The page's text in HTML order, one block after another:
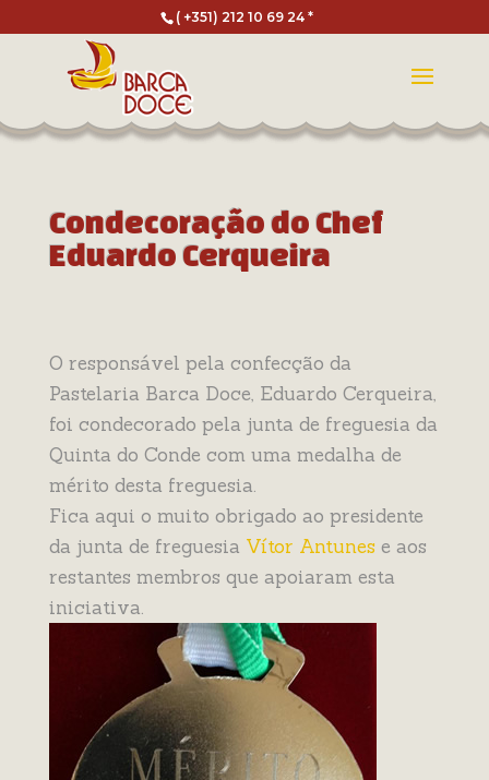
( +351) 212 10 69 24 *
Condecoração do Chef
Eduardo Cerqueira
O responsável pela confecção da
Pastelaria Barca Doce, Eduardo Cerqueira,
foi condecorado pela junta de freguesia da
Quinta do Conde com uma medalha de
mérito desta freguesia.
Fica aqui o muito obrigado ao presidente
da junta de freguesia Vítor Antunese aos
restantes membros que apoiaram esta
iniciativa.